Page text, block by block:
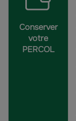
Conserver
votre
PERCOL